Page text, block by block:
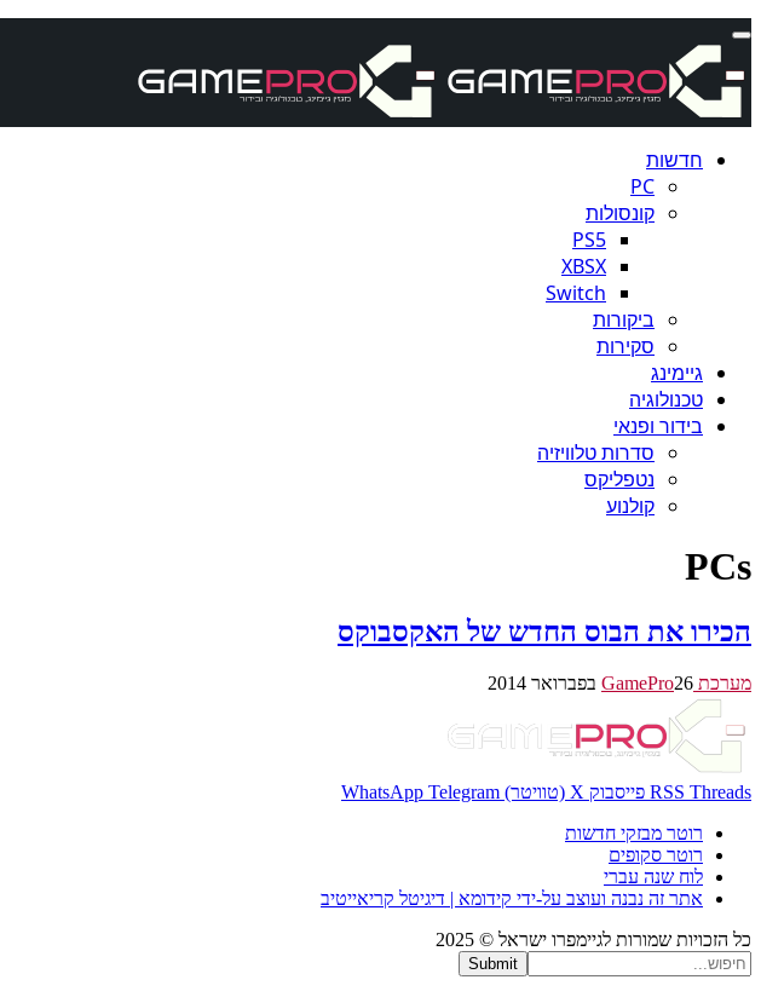
חדשות
PC
קונסולות
PS5
XBSX
Switch
ביקורות
סקירות
גיימינג
טכנולוגיה
בידור ופנאי
סדרות טלוויזיה
נטפליקס
קולנוע
PCs
הכירו את הבוס החדש של האקסבוקס
מערכת GamePro 26 בפברואר 2014
RSS Threads פייסבוק X (טוויטר) WhatsApp Telegram
רוטר מבזקי חדשות
רוטר סקופים
לוח שנה עברי
אתר זה נבנה ועוצב על-ידי קידומא | דיגיטל קריאייטיב
כל הזכויות שמורות לגיימפרו ישראל © 2025
Submit